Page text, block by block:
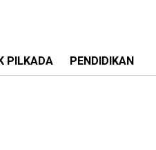
PILKADA PENDIDIKAN